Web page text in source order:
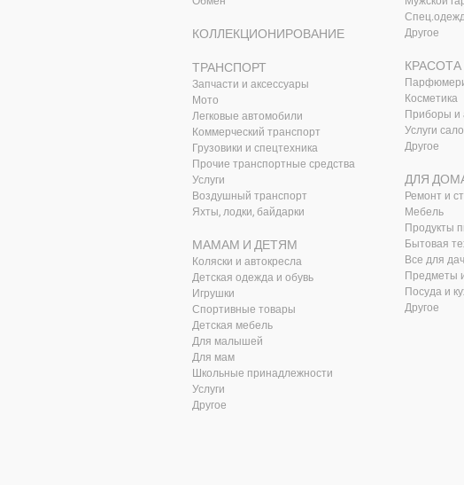
КОЛЛЕКЦИОНИРОВАНИЕ
ТРАНСПОРТ
Запчасти и аксессуары
Мото
Легковые автомобили
Коммерческий транспорт
Грузовики и спецтехника
Прочие транспортные средства
Услуги
Воздушный транспорт
Яхты, лодки, байдарки
МАМАМ И ДЕТЯМ
Коляски и автокресла
Детская одежда и обувь
Игрушки
Спортивные товары
Детская мебель
Для малышей
Для мам
Школьные принадлежности
Услуги
Другое
Другое
Косметика
Приборы и
Услуги
Другое
ДЛЯ
Ремонт и
Мебель
Продукты
Бытовая
Все для
Предметы
Посуда и
Другое